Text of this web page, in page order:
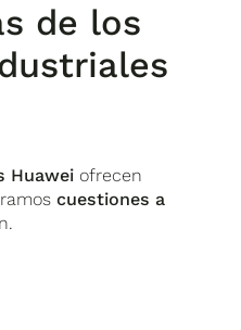
de los
Huawei ofrecen
cuestiones a